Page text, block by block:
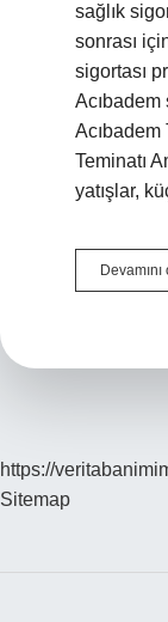
sağlık
sonrası
sigortası
Acıbadem
Acıbadem
Teminatı
yatışlar,
https://
Sitemap